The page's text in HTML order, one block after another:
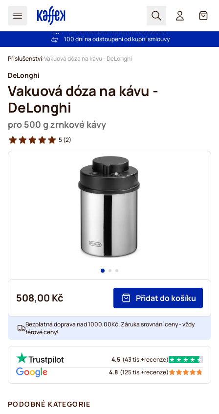
Hledat Košík
Bezplatná doprava nad 1000,00Kč
Záruka srovnání ceny!
100 dní na odstoupení od kupní smlouvy
Důvěra více než 2 000 000 zákazníků
Příslušenství Vakuová dóza na kávu - DeLonghi
DeLonghi
Vakuová dóza na kávu -
DeLonghi
pro 500 g zrnkové kávy
5(2)
508,00 Kč Přidat do košíku
Bezplatná doprava nad 1000,00Kč. Záruka srovnání ceny - vždy
férové ceny!
4.5 (43 tis.+recenze)
4.8 (125 tis.+recenze)
PODOBNÉ KATEGORIE